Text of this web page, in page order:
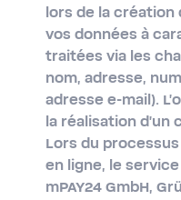
lors de la
vos données à
traitées via les
nom, adresse,
adresse e-mail).
la réalisation d'un
Lors du
en ligne, le
mPAY24 GmbH,